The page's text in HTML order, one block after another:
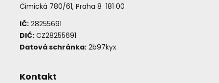
Čimická 780/61, Praha 8 181 00
IČ: 28255691
DIČ: CZ28255691
Datová schránka: 2b97kyx
Kontakt